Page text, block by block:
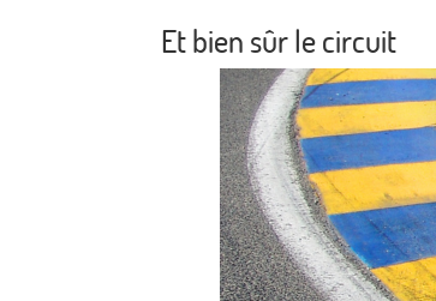
Et bien sûr le circuit